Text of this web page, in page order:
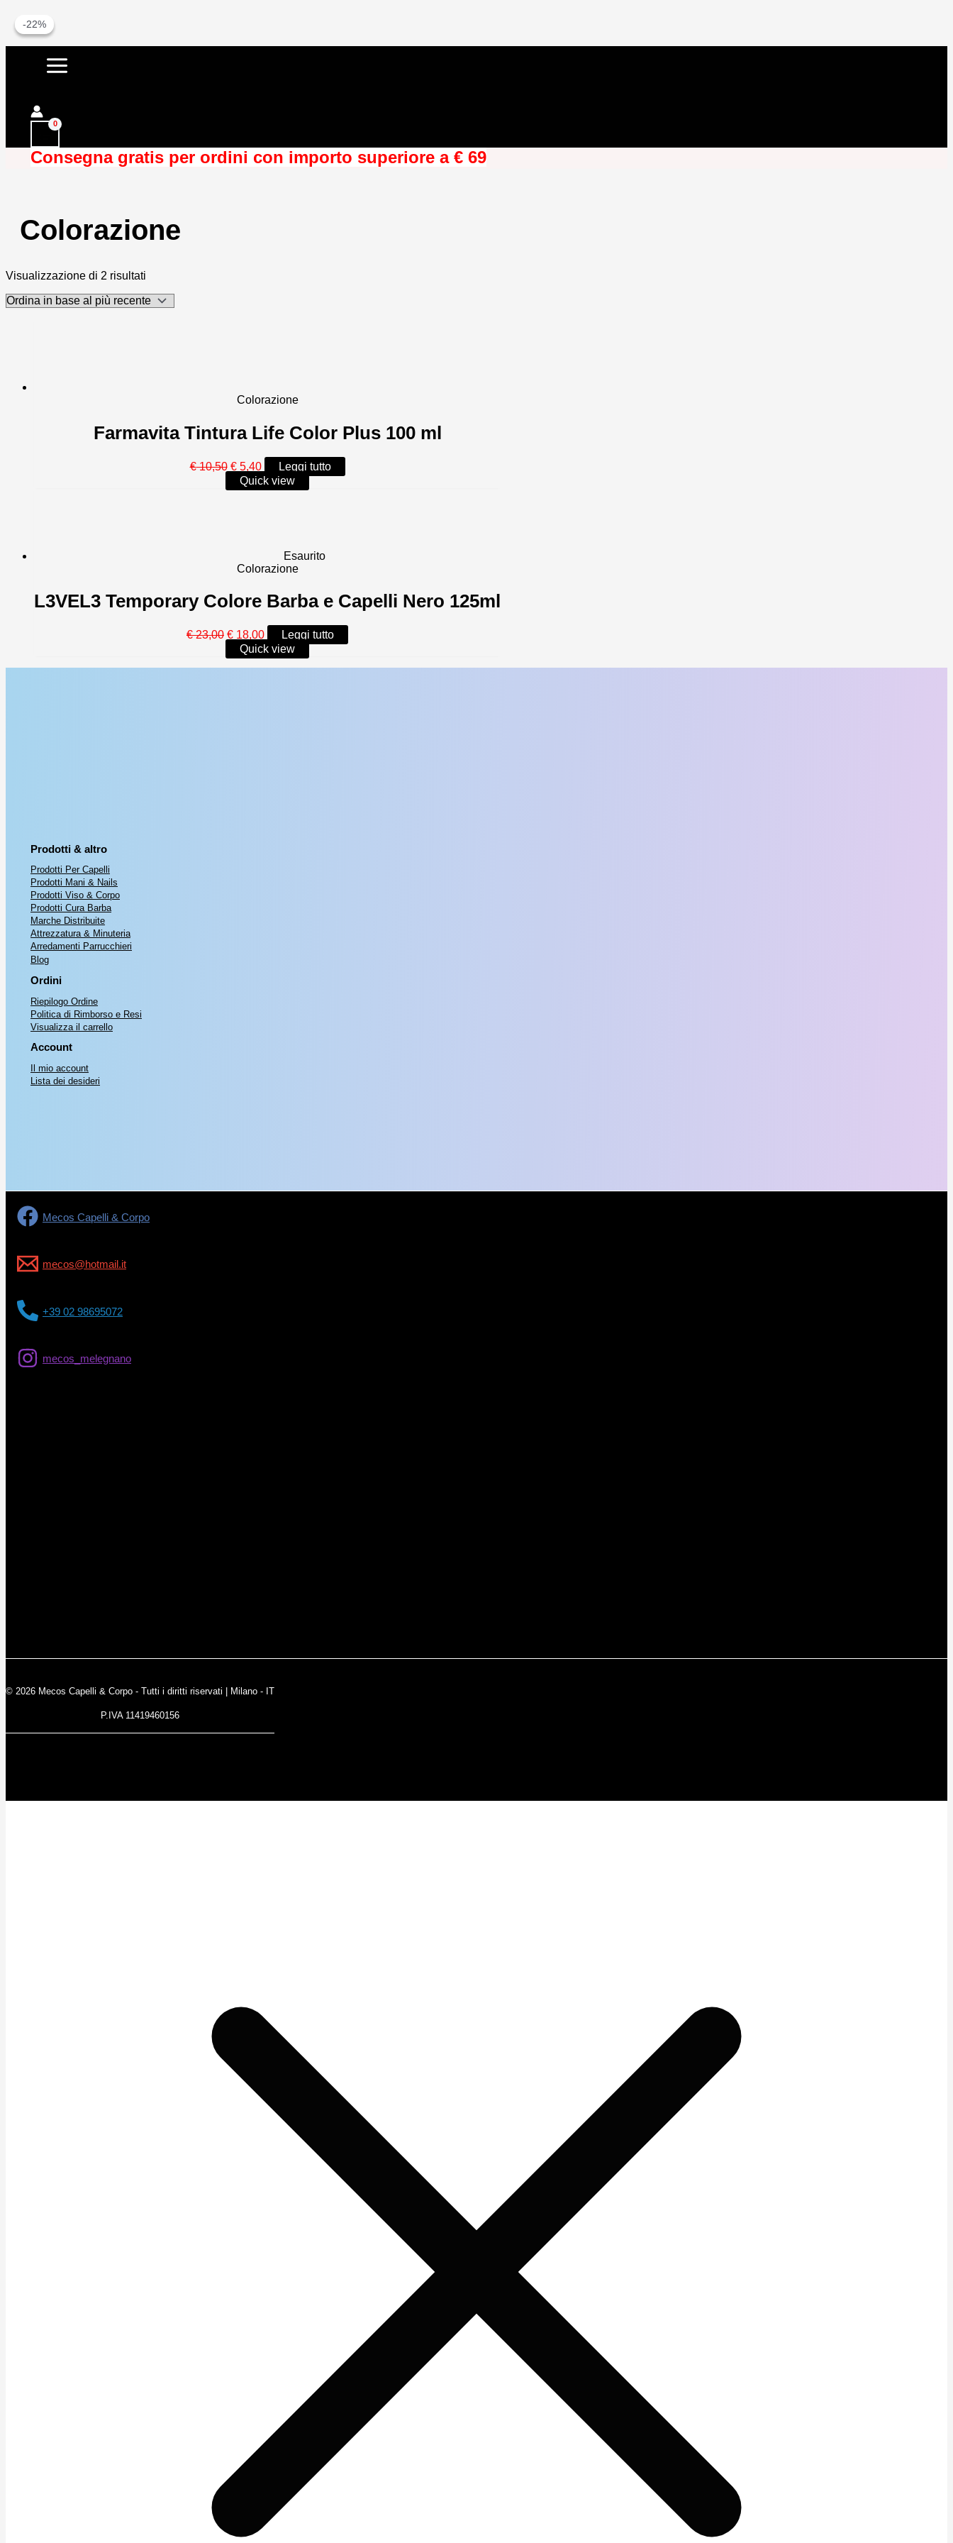
contenuto
Consegna gratis per ordini con importo superiore a € 69
Colorazione
Visualizzazione di 2 risultati
base
-49%
Colorazione
Farmavita Tintura Life Color Plus 100 ml
€10,50 Il
prezzo
originale
€5,40Il
prezzo
attuale
Leggi tutto
Quick view
Esaurito
-22%
Colorazione
L3VEL3 Temporary Colore Barba e Capelli Nero 125ml
€23,00 Il
prezzo
originale
era:
€ 18,00Il
prezzo
attuale
è:
Leggi tutto
Quick view
Prodotti & altro
Prodotti Per Capelli
Prodotti Mani & Nails
Prodotti Viso & Corpo
Prodotti Cura Barba
Marche Distribuite
Attrezzatura & Minuteria
Arredamenti Parrucchieri
Blog
Ordini
Riepilogo Ordine
Politica di Rimborso e Resi
Visualizza il carrello
Account
Il mio account
Lista dei desideri
Mecos Capelli & Corpo
mecos@hotmail.it
+39 02 98695072
mecos_melegnano
© 2026 Mecos Capelli & Corpo - Tutti i diritti riservati | Milano - IT
P.IVA 11419460156